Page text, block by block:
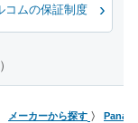
コムの保証制度
メーカーから探す